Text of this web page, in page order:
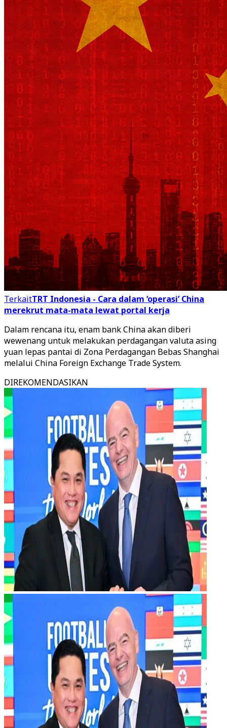
TerkaitTRT Indonesia - Cara dalam ‘operasi’ China
merekrut mata-mata lewat portal kerja
Dalam rencana itu, enam bank China akan diberi
wewenang untuk melakukan perdagangan valuta asing
yuan lepas pantai di Zona Perdagangan Bebas Shanghai
melalui China Foreign Exchange Trade System.
DIREKOMENDASIKAN